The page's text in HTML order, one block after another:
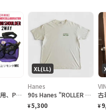
90s リモンタ使用、PUフェードベルト、化繊テックコードベルトミニショルダー
XL(LL)
Hanes
90s Hanes "ROLLER FROG LIFEFORMS International" T-Shirt ライフフォームズ ローラーフロッグ Tシャツ [XL]
¥5,300 ¥